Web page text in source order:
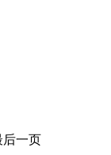
后一页